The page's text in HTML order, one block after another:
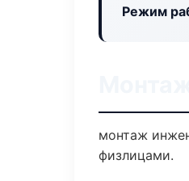
Режим
монтаж
физлицами.